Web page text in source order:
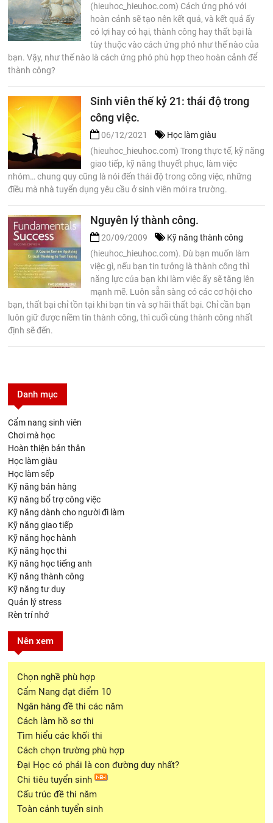
(hieuhoc_hieuhoc.com) Cách ứng phó với
hoàn cảnh sẽ tạo nên kết quả, và kết quả ấy
có lợi hay có hại, thành công hay thất bại là
tùy thuộc vào cách ứng phó như thế nào của
bạn. Vậy, như thế nào là cách ứng phó phù hợp theo hoàn cảnh để
thành công?
Sinh viên thế kỷ 21: thái độ trong
công việc.
06/12/2021
Học làm giàu
(hieuhoc_hieuhoc.com) Trong thực tế, kỹ năng
giao tiếp, kỹ năng thuyết phục, làm việc
nhóm… chung quy cũng là nói đến thái độ trong công việc, những
điều mà nhà tuyển dụng yêu cầu ở sinh viên mới ra trường.
Nguyên lý thành công.
20/09/2009
Kỹ năng thành công
(hieuhoc_hieuhoc.com). Dù bạn muốn làm
việc gì, nếu bạn tin tưởng là thành công thì
năng lực của bạn khi làm việc ấy sẽ tăng lên
mạnh mẽ. Luôn sẵn sàng có các cơ hội cho
bạn, thất bại chỉ tồn tại khi bạn tin và sợ hãi thất bại. Chỉ cần bạn
luôn giữ được niềm tin thành công, thì cuối cùng thành công nhất
định sẽ đến.
Danh mục
Cẩm nang sinh viên
Chơi mà học
Hoàn thiện bản thân
Học làm giàu
Học làm sếp
Kỹ năng bán hàng
Kỹ năng bổ trợ công việc
Kỹ năng dành cho người đi làm
Kỹ năng giao tiếp
Kỹ năng học hành
Kỹ năng học thi
Kỹ năng học tiếng anh
Kỹ năng thành công
Kỹ năng tư duy
Quản lý stress
Rèn trí nhớ
Nên xem
Chọn nghề phù hợp
Cẩm Nang đạt điểm 10
Ngân hàng đề thi các năm
Cách làm hồ sơ thi
Tìm hiểu các khối thi
Cách chọn trường phù hợp
Đại Học có phải là con đường duy nhất?
Chi tiêu tuyển sinh
Cấu trúc đề thi năm
Toàn cảnh tuyển sinh